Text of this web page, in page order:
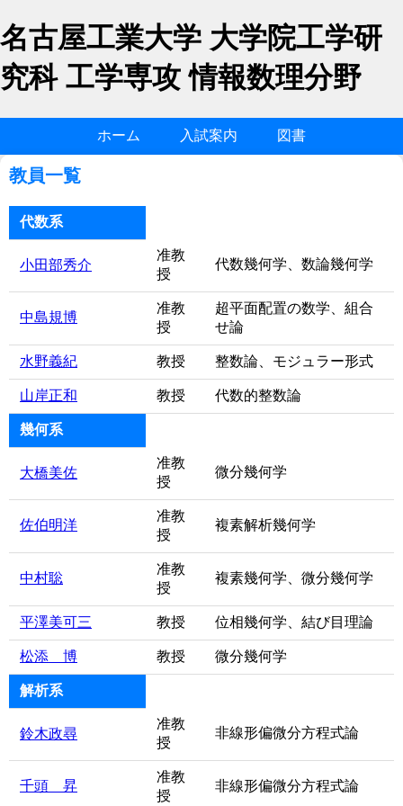
名古屋工業大学 大学院工学研
究科 工学専攻 情報数理分野
ホーム 入試案内 図書
教員一覧
代数系
小田部秀介
准教
授
代数幾何学、数論幾何学
中島規博
准教
授
超平面配置の数学、組合
せ論
水野義紀 教授 整数論、モジュラー形式
山岸正和 教授 代数的整数論
幾何系
大橋美佐
准教
授
微分幾何学
佐伯明洋
准教
授
複素解析幾何学
中村聡
准教
授
複素幾何学、微分幾何学
平澤美可三 教授 位相幾何学、結び目理論
松添 博 教授 微分幾何学
解析系
鈴木政尋
准教
授
非線形偏微分方程式論
千頭 昇
准教
授
非線形偏微分方程式論